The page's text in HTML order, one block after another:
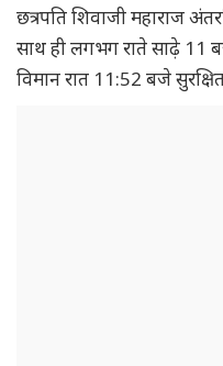
छत्रपति शिवाजी महाराज
साथ ही लगभग राते साढ़े 11
विमान रात 11:52 बजे